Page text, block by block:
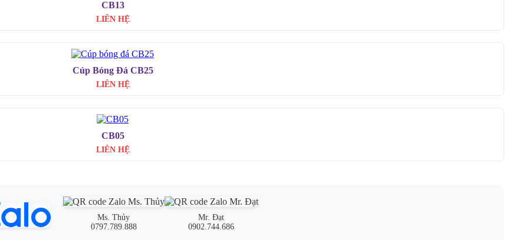
CB13
LIÊN HỆ
Cúp Bóng Đá CB25
LIÊN HỆ
CB05
LIÊN HỆ
Ms. Thủy
0797.789.888
Mr. Đạt
0902.744.686